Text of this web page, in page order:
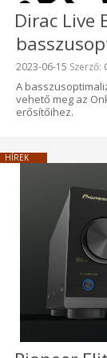
Dirac Live
Beküldve:
2023-06-15 Szerző:
A
vehető meg az
erősítőihez.
HÍREK